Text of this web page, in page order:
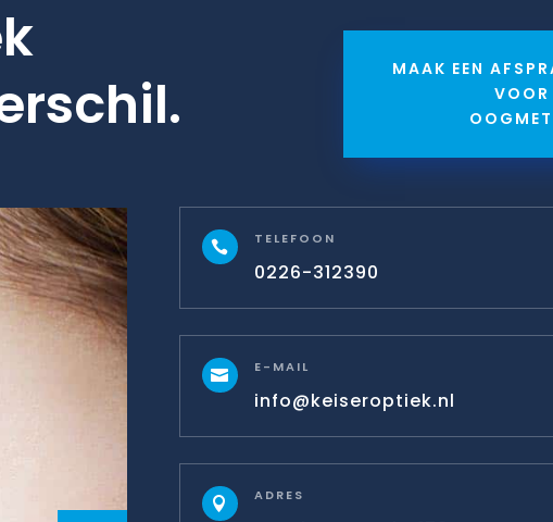
MAAK EEN
VOOR
 TELEFOON
0226-312390
 E-MAIL
info@keiseroptiek.nl
 ADRES